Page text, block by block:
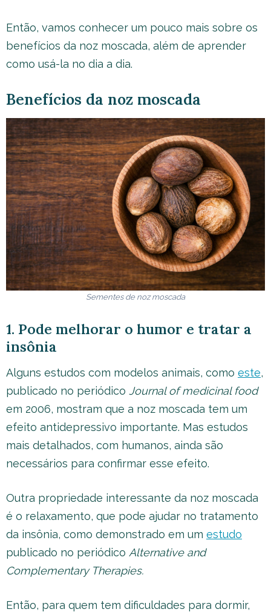
Então, vamos conhecer um pouco mais sobre os
benefícios da noz moscada, além de aprender
como usá-la no dia a dia.
Benefícios da noz moscada
Sementes de noz moscada
1. Pode melhorar o humor e tratar a
insônia
Alguns estudos com modelos animais, como este,
publicado no periódico Journal of medicinal food
em 2006, mostram que a noz moscada tem um
efeito antidepressivo importante. Mas estudos
mais detalhados, com humanos, ainda são
necessários para confirmar esse efeito.
Outra propriedade interessante da noz moscada
é o relaxamento, que pode ajudar no tratamento
da insônia, como demonstrado em um estudo
publicado no periódico Alternative and
Complementary Therapies.
Então, para quem tem dificuldades para dormir,